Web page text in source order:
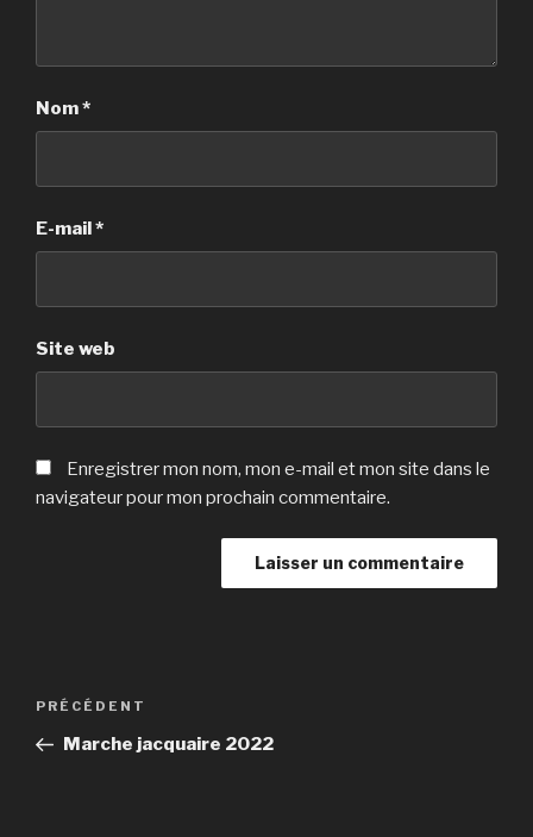
Nom*
E-mail*
Site web
Enregistrer mon nom, mon e-mail et mon site dans le
navigateur pour mon prochain commentaire.
Navigation
l’article
Article
précédent
PRÉCÉDENT
Marche jacquaire 2022